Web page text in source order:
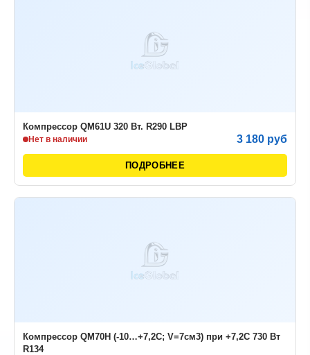
Компрессор QM61U 320 Вт. R290 LBP
Нет в наличии 3 180 руб
ПОДРОБНЕЕ
Компрессор QM70H (-10…+7,2С; V=7см3) при +7,2С 730 Вт
R134